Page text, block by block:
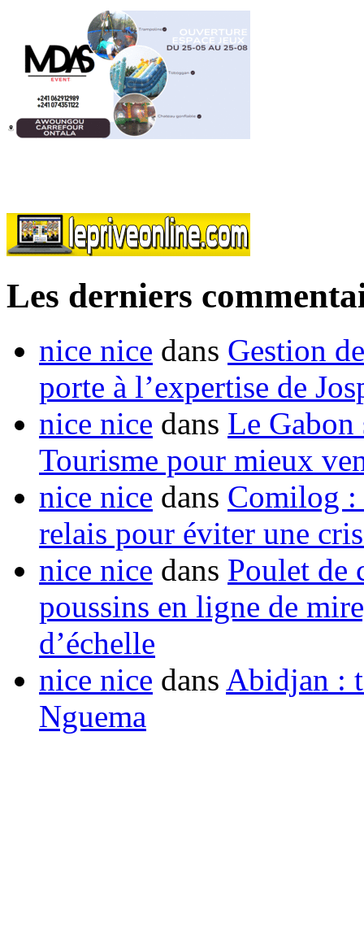
Les derniers
nice nice dans Gestion
porte à l’expertise de
nice nice dans Le Gabon
Tourisme pour mieux
nice nice dans Comilog :
relais pour éviter une
nice nice dans Poulet de
poussins en ligne de
d’échelle
nice nice dans Abidjan :
Nguema